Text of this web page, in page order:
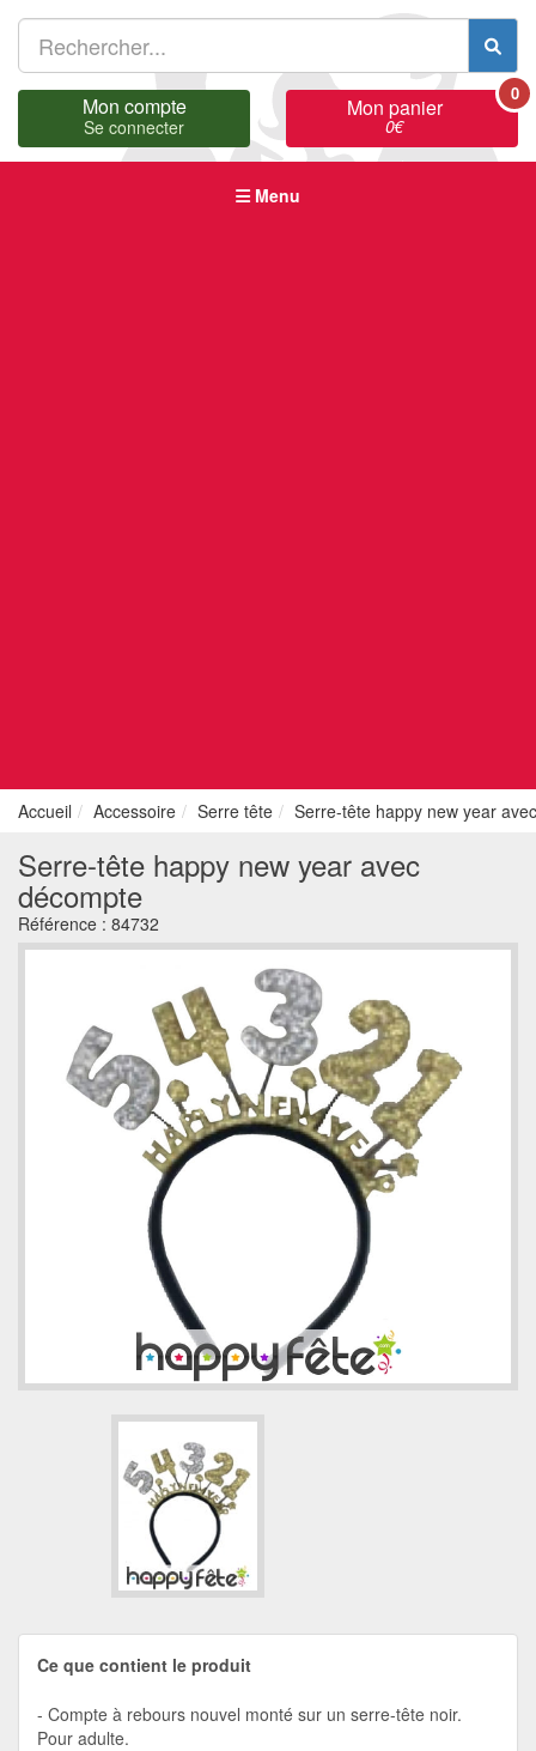
Mon compte
Se connecter
Mon panier
0€
0
Menu
Accueil Accessoire Serre tête Serre-tête happy new year
Serre-tête happy new year avec
décompte
Référence : 84732
Ce que contient le produit
Compte à rebours nouvel monté sur un serre-tête noir.
Pour adulte.